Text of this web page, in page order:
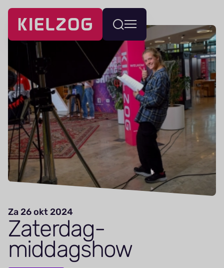
Navigatie
overslaan
Wissel
menu
Za 26 okt 2024
Zaterdag­
middagshow